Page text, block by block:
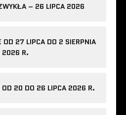
– 26 LIPCA 2026
OD 27 LIPCA DO 2 SIERPNIA
2026 R.
OD 20 DO 26 LIPCA 2026 R.